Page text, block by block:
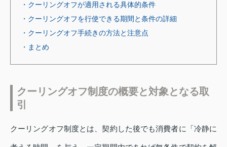
・クーリングオフが適用される具体的条件
・クーリングオフを行使できる期間と条件の詳細
・クーリングオフ手続きの方法と注意点
・まとめ
クーリングオフ制度の概要と対象となる取
引
クーリングオフ制度とは、契約した後でも消費者に「冷静に